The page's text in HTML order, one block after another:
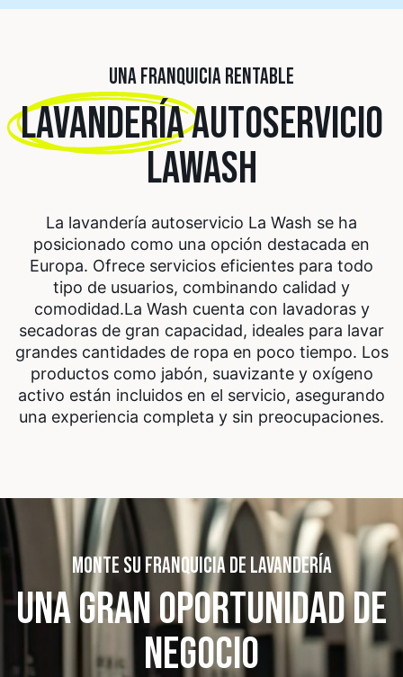
UNA FRANQUICIA RENTABLE
LAVANDERÍAAUTOSERVICIO
LAWASH
La lavandería autoservicio La Wash se ha
posicionado como una opción destacada en
Europa. Ofrece servicios eficientes para todo
tipo de usuarios, combinando calidad y
comodidad.La Wash cuenta con lavadoras y
secadoras de gran capacidad, ideales para lavar
grandes cantidades de ropa en poco tiempo. Los
productos como jabón, suavizante y oxígeno
activo están incluidos en el servicio, asegurando
una experiencia completa y sin preocupaciones.
MONTE SU FRANQUICIA DE LAVANDERÍA
UNA GRAN OPORTUNIDADDE
NEGOCIO